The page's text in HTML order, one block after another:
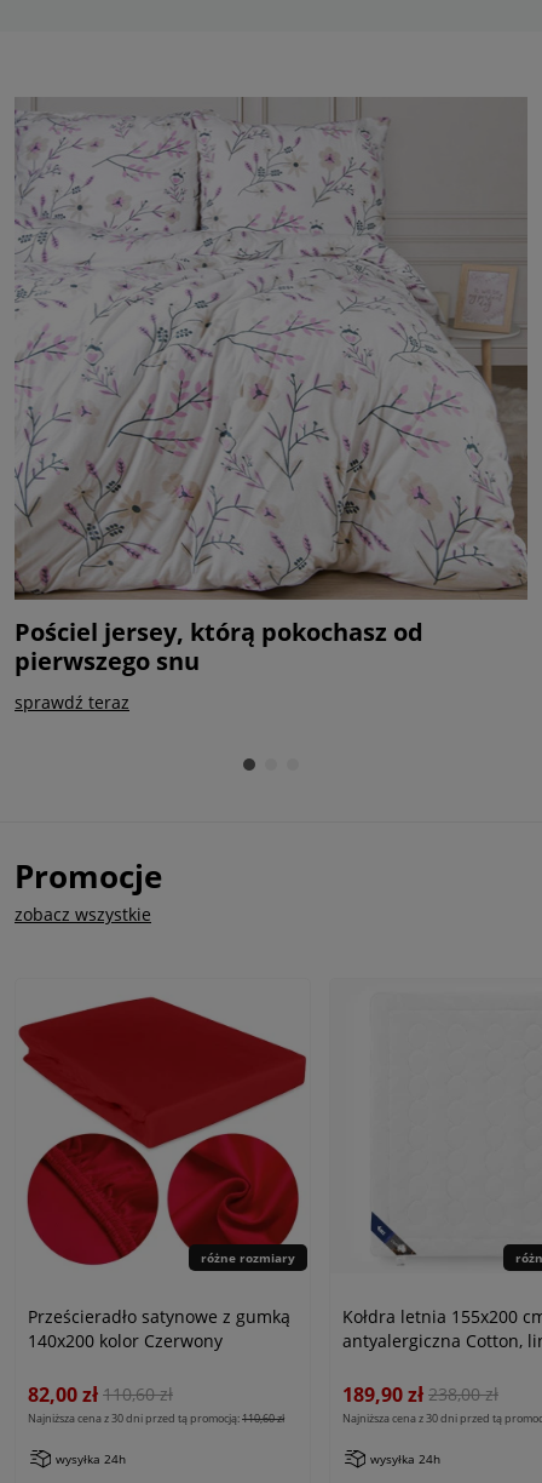
Pościel jersey, którą pokochasz od
pierwszego snu
sprawdź teraz
Promocje
zobacz wszystkie
różne rozmiary
Prześcieradło satynowe z gumką
140x200 kolor Czerwony
82,00 zł 110,60 zł
Najniższa cena z 30 dni przed tą promocją:110,60 zł
wysyłka 24h
Kołdra letnia 155x200
antyalergiczna Cotton,
189,90 zł 238,00 zł
Najniższa cena z 30 dni przed tą
wysyłka 24h